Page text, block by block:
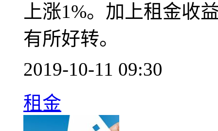
上涨1%。加上租金收
有所好转。
2019-10-11 09:30
租金